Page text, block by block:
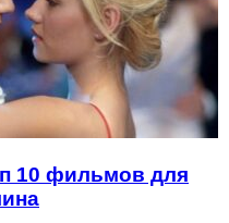
10 фильмов для